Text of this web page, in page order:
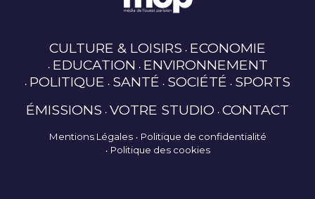
CULTURE & LOISIRS ECONOMIE
EDUCATION ENVIRONNEMENT
POLITIQUE SANTÉ SOCIÉTÉ SPORTS
ÉMISSIONS VOTRE STUDIO CONTACT
Mentions Légales
Politique de confidentialité
Politique des cookies